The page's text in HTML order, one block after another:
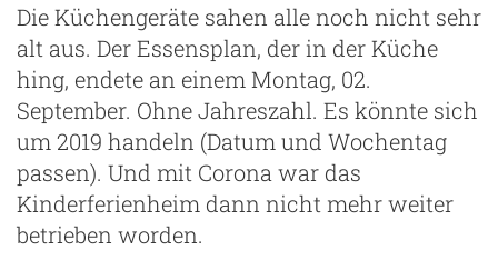
Die Küchengeräte sahen alle noch nicht sehr
alt aus. Der Essensplan, der in der Küche
hing, endete an einem Montag, 02.
September. Ohne Jahreszahl. Es könnte sich
um 2019 handeln (Datum und Wochentag
passen). Und mit Corona war das
Kinderferienheim dann nicht mehr weiter
betrieben worden.